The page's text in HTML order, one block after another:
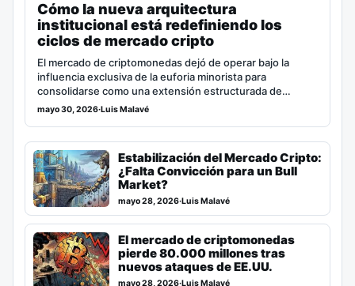
Cómo la nueva arquitectura
institucional está redefiniendo los
ciclos de mercado cripto
El mercado de criptomonedas dejó de operar bajo la
influencia exclusiva de la euforia minorista para
consolidarse como una extensión estructurada de…
mayo 30, 2026·Luis Malavé
Estabilización del Mercado Cripto:
¿Falta Convicción para un Bull
Market?
mayo 28, 2026·Luis Malavé
El mercado de criptomonedas
pierde 80.000 millones tras
nuevos ataques de EE.UU.
mayo 28, 2026·Luis Malavé